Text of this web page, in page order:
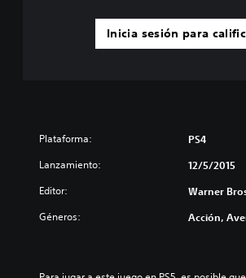
Inicia sesión para
Plataforma: PS4
Lanzamiento: 12/5/2015
Editor: Warner
Géneros: Acción,